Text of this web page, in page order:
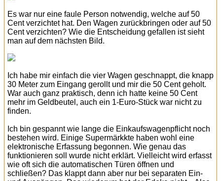
Es war nur eine faule Person notwendig, welche auf 50
Cent verzichtet hat. Den Wagen zurückbringen oder auf 50
Cent verzichten? Wie die Entscheidung gefallen ist sieht
man auf dem nächsten Bild.
Ich habe mir einfach die vier Wagen geschnappt, die knapp
30 Meter zum Eingang gerollt und mir die 50 Cent geholt.
War auch ganz praktisch, denn ich hatte keine 50 Cent
mehr im Geldbeutel, auch ein 1-Euro-Stück war nicht zu
finden.
Ich bin gespannt wie lange die Einkaufswagenpflicht noch
bestehen wird. Einige Supermärkkte haben wohl eine
elektronische Erfassung begonnen. Wie genau das
funktionieren soll wurde nicht erklärt. Vielleicht wird erfasst
wie oft sich die automatischen Türen öffnen und
schließen? Das klappt dann aber nur bei separaten Ein-